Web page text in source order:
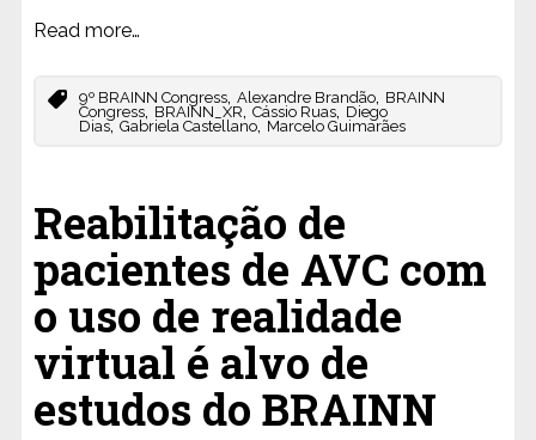
Read more…
9º BRAINN Congress, Alexandre Brandão, BRAINN
Congress, BRAINN_XR, Cássio Ruas, Diego
Dias, Gabriela Castellano, Marcelo Guimarães
Reabilitação de
pacientes de AVC com
o uso de realidade
virtual é alvo de
estudos do BRAINN